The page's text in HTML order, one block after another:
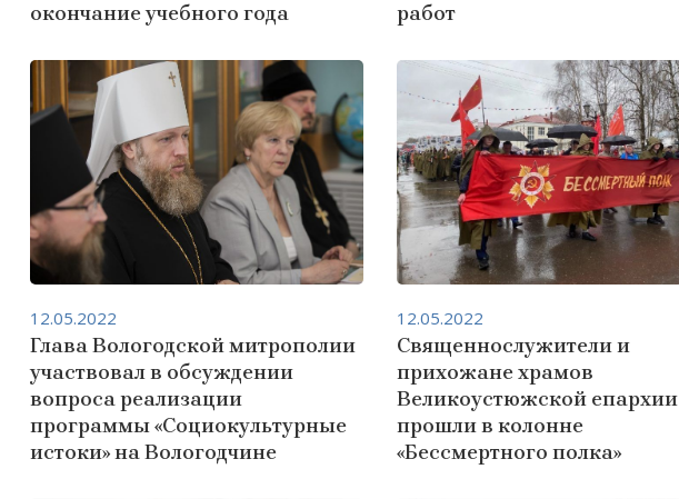
окончание учебного года
работ
Глава Вологодской митрополии
участвовал в обсуждении
вопроса реализации
программы «Социокультурные
истоки» на Вологодчине
12.05.2022
Священнослужители и
прихожане храмов
Великоустюжской епархии
прошли в колонне
«Бессмертного полка»
12.05.2022